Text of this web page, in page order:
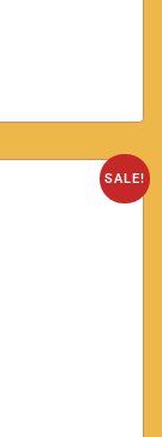
SALE!